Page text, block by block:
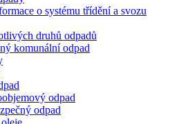
o systému třídění a svozu
druhů odpadů
komunální odpad
odpad
odpad